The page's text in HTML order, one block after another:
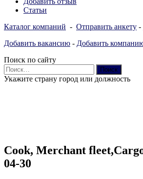
Статьи
Каталог компаний - Отправить анкету -
Добавить вакансию - Добавить
Поиск по сайту
Найти:
Укажите страну город или должность
Cook, Merchant
04-30